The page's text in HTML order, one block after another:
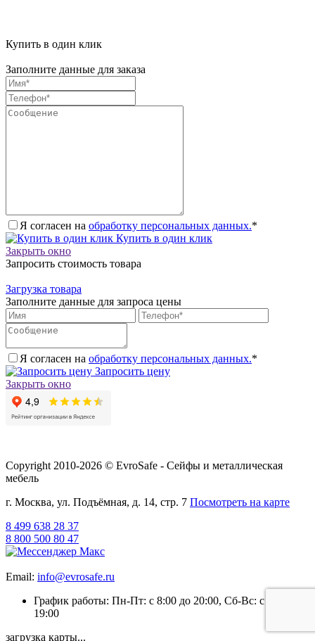
Купить в один клик
Заполните данные для заказа
Я согласен на обработку персональных данных.*
Купить в один клик
Закрыть окно
Запросить стоимость товара
Загрузка товара
Заполните данные для запроса цены
Я согласен на обработку персональных данных.*
Запросить цену
Закрыть окно
Copyright 2010-2026 © EvroSafe - Сейфы и металлическая
мебель
г. Москва, ул. Подъёмная, д. 14, стр. 7 Посмотреть на карте
8 499 638 28 37
8 800 500 80 47
Email: info@evrosafe.ru
График работы: Пн-Пт: с 8:00 до 20:00, Сб-Вс: с 9:00 до
19:00
загрузка карты...